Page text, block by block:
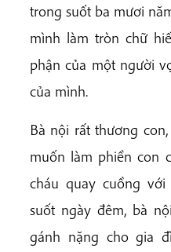
trong suốt ba mươi
mình làm tròn chữ
phận của một người
của mình.
Bà nội rất thương
muốn làm phiền con
cháu quay cuồng
suốt ngày đêm, bà
gánh nặng cho gia